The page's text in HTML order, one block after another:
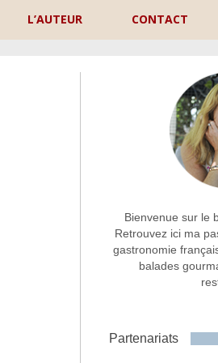
L’AUTEUR CONTACT
Nom
Commentaire ou message *
Bienvenue sur le
Retrouvez ici ma
gastronomie
balades
Partenariats